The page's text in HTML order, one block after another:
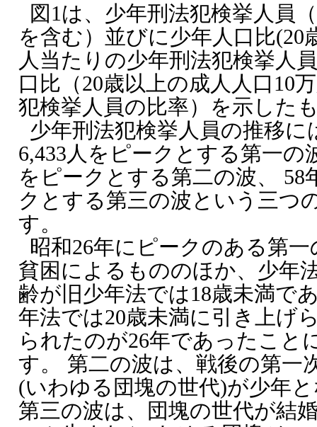
図1は、少年刑法犯検挙人員
を含む）並びに少年人口比(20
人当たりの少年刑法犯検挙人
口比（20歳以上の成人人口10
犯検挙人員の比率）を示した
少年刑法犯検挙人員の推移に
6,433人をピークとする第一の
をピークとする第二の波、 58
クとする第三の波という三つ
す。
昭和26年にピークのある第
貧困によるもののほか、少年
齢が旧少年法では18歳未満で
年法では20歳未満に引き上げ
られたのが26年であったこと
す。 第二の波は、戦後の第一
(いわゆる団塊の世代)が少年
第三の波は、団塊の世代が結